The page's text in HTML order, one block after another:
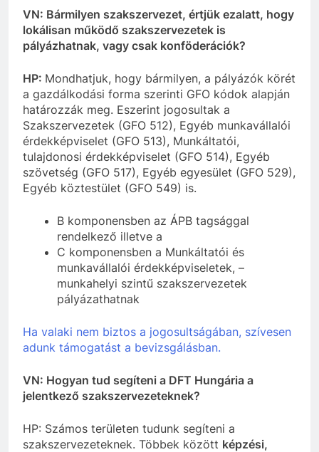
VN: Bármilyen szakszervezet, értjük ezalatt, hogy
lokálisan működő szakszervezetek is
pályázhatnak, vagy csak konföderációk?
HP: Mondhatjuk, hogy bármilyen, a pályázók körét
a gazdálkodási forma szerinti GFO kódok alapján
határozzák meg. Eszerint jogosultak a
Szakszervezetek (GFO 512), Egyéb munkavállalói
érdekképviselet (GFO 513), Munkáltatói,
tulajdonosi érdekképviselet (GFO 514), Egyéb
szövetség (GFO 517), Egyéb egyesület (GFO 529),
Egyéb köztestület (GFO 549) is.
B komponensben az ÁPB tagsággal
rendelkező illetve a
C komponensben a Munkáltatói és
munkavállalói érdekképviseletek, –
munkahelyi szintű szakszervezetek
pályázathatnak
Ha valaki nem biztos a jogosultságában, szívesen
adunk támogatást a bevizsgálásban.
VN: Hogyan tud segíteni a DFT Hungária a
jelentkező szakszervezeteknek?
HP: Számos területen tudunk segíteni a
szakszervezeteknek. Többek között képzési,